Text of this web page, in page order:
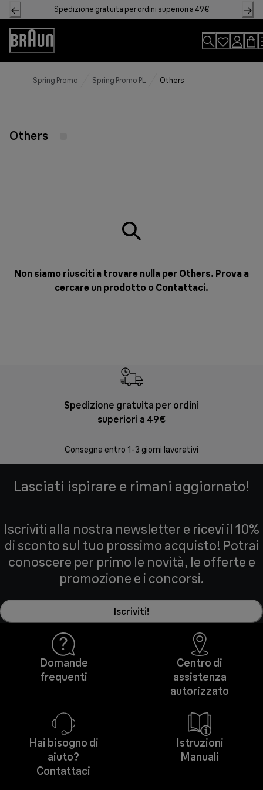
Skip
to
Content
Spedizione gratuita per ordini superiori a 49€
Accessibility
Statement
Spring Promo Spring Promo PL Others
Others
Non siamo riusciti a trovare nulla per Others. Prova a
cercare un prodotto o Contattaci.
Spedizione gratuita per ordini
superiori a 49€
Consegna entro 1-3 giorni lavorativi
Lasciati ispirare e rimani aggiornato!
Iscriviti alla nostra newsletter e ricevi il 10%
di sconto sul tuo prossimo acquisto! Potrai
conoscere per primo le novità, le offerte e
promozione e i concorsi.
Iscriviti!
Domande
frequenti
Centro di
assistenza
autorizzato
Hai bisogno di
aiuto?
Contattaci
Istruzioni
Manuali